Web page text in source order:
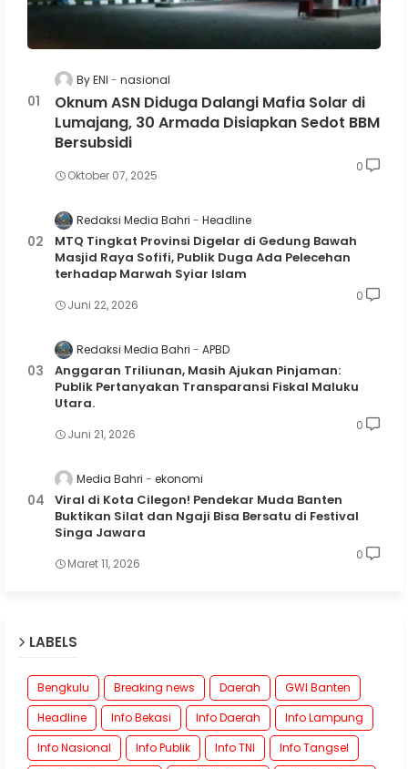
By ENI nasional
Oknum ASN Diduga Dalangi Mafia Solar di
Lumajang, 30 Armada Disiapkan Sedot BBM
Bersubsidi
Oktober 07, 2025
0
Redaksi Media Bahri Headline
MTQ Tingkat Provinsi Digelar di Gedung Bawah
Masjid Raya Sofifi, Publik Duga Ada Pelecehan
terhadap Marwah Syiar Islam
Juni 22, 2026
0
Redaksi Media Bahri APBD
Anggaran Triliunan, Masih Ajukan Pinjaman:
Publik Pertanyakan Transparansi Fiskal Maluku
Utara.
Juni 21, 2026
0
Media Bahri ekonomi
Viral di Kota Cilegon! Pendekar Muda Banten
Buktikan Silat dan Ngaji Bisa Bersatu di Festival
Singa Jawara
Maret 11, 2026
0
LABELS
Bengkulu Breaking news Daerah
GWI Banten
Headline
Info Bekasi Info Daerah
Info Lampung
Info Nasional
Info Publik Info TNI
Info Tangsel